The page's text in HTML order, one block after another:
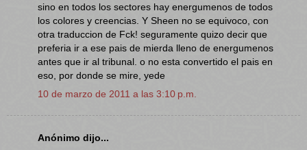
sino en todos los sectores hay energumenos de todos
los colores y creencias. Y Sheen no se equivoco, con
otra traduccion de Fck! seguramente quizo decir que
preferia ir a ese pais de mierda lleno de energumenos
antes que ir al tribunal. o no esta convertido el pais en
eso, por donde se mire, yede
10 de marzo de 2011 a las 3:10 p.m.
Anónimo dijo...